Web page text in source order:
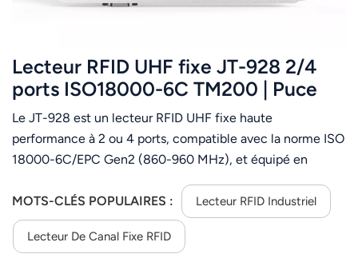
한국어
Ελληνικά
Melayu
Polski
แบบไทย
Tiếng Việt
Lecteur RFID UHF fixe JT-928 2/4
ports ISO18000-6C TM200 | Puce
Impinj E710 prise en charge
Le JT-928 est un lecteur RFID UHF fixe haute
performance à 2 ou 4 ports, compatible avec la norme ISO
18000-6C/EPC Gen2 (860-960 MHz), et équipé en
puissance RF réglable de 0 à 33 dBm, une vitesse de
lecture supérieure à 900 lectures par seconde, 4 ports
d'antenne TNC femelles et la lecture multi-étiquettes. Ce
MOTS-CLÉS POPULAIRES : Lecteur RFID Industriel
Lecteur De Canal Fixe RFID